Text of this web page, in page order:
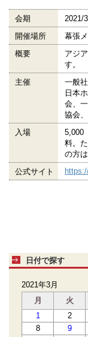
会期
2021/
開催場所
幕張
概要
アジ
す。
主催
一般
日本
会、
協会
入場
5,000
料。
の方
公式サイト
日付で探す
2021年3月
月
火
1
2
8
9